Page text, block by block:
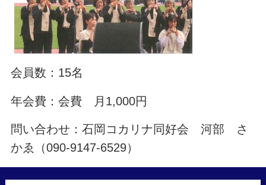
会員数：15名
年会費：会費 月1,000円
問い合わせ：石岡コカリナ同好会 河部 さ
かゑ（090-9147-6529）